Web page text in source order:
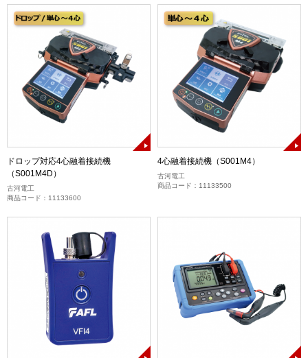
ドロップ対応4心融着接続機
（S001M4D）
古河電工
商品コード：11133600
4心融着接続機（S001M4）
古河電工
商品コード：11133500